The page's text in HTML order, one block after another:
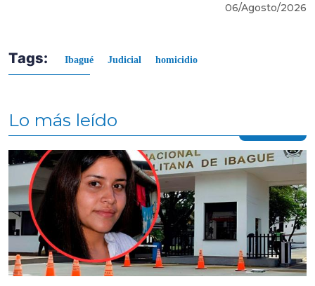
06/Agosto/2026
Tags: Ibagué Judicial homicidio
Lo más leído
Contenido multimedia principal